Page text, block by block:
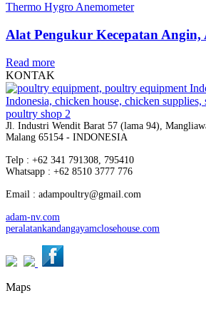
Thermo Hygro Anemometer
Alat Pengukur Kecepatan Angin,
Read more
KONTAK
Jl. Industri Wendit Barat 57 (lama 94),
Malang 65154 - INDONESIA
Telp : +62 341 791308, 795410
Whatsapp : +62 8510 3777 776
Email : adampoultry@gmail.com
adam-nv.com
peralatankandangayamclosehouse.com
Maps